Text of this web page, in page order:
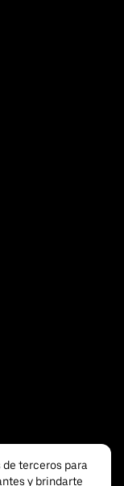
de terceros para
y brindarte